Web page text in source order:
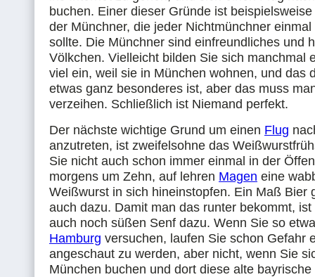
buchen. Einer dieser Gründe ist
der Münchner, die jeder Nichtmünchner
sollte. Die Münchner sind einfreundliches und
Völkchen. Vielleicht bilden Sie sich manchmal
viel ein, weil sie in München wohnen, und das
etwas ganz besonderes ist, aber das muss
verzeihen. Schließlich ist Niemand perfekt.
Der nächste wichtige Grund um einen Flug
anzutreten, ist zweifelsohne das
Sie nicht auch schon immer einmal in der
morgens um Zehn, auf lehren Magen eine
Weißwurst in sich hineinstopfen. Ein Maß Bier
auch dazu. Damit man das runter bekommt,
auch noch süßen Senf dazu. Wenn Sie so
Hamburg versuchen, laufen Sie schon Gefahr
angeschaut zu werden, aber nicht, wenn Sie
München buchen und dort diese alte bayrische